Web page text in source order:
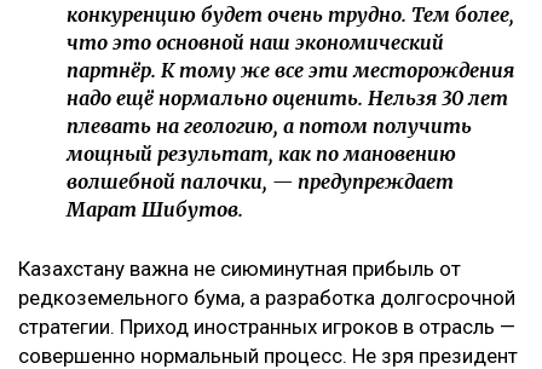
конкуренцию будет очень трудно. Тем более,
что это основной наш экономический
партнёр. К тому же все эти месторождения
надо ещё нормально оценить. Нельзя 30 лет
плевать на геологию, а потом получить
мощный результат, как по мановению
волшебной палочки, — предупреждает
Марат Шибутов.
Казахстану важна не сиюминутная прибыль от
редкоземельного бума, а разработка долгосрочной
стратегии. Приход иностранных игроков в отрасль —
совершенно нормальный процесс. Не зря президент